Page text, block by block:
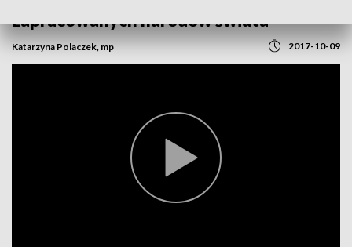
zapracowanych narodów świata
Katarzyna Polaczek, mp 2017-10-09